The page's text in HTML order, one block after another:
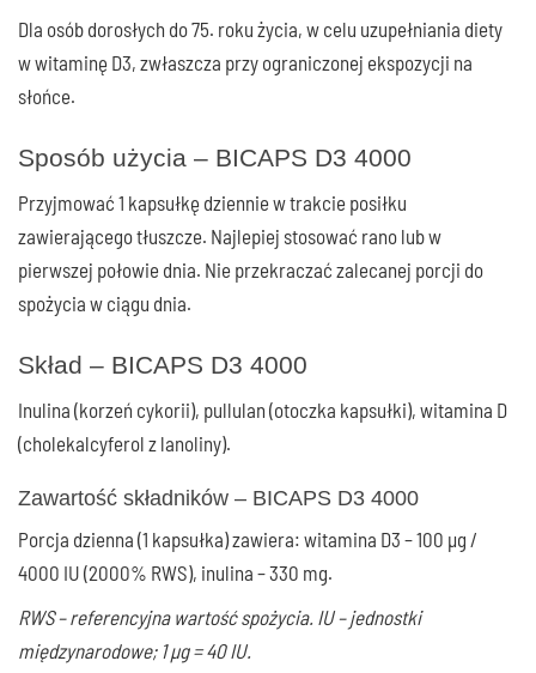
Dla osób dorosłych do 75. roku życia, w celu uzupełniania diety
w witaminę D3, zwłaszcza przy ograniczonej ekspozycji na
słońce.
Sposób użycia – BICAPS D3 4000
Przyjmować 1 kapsułkę dziennie w trakcie posiłku
zawierającego tłuszcze. Najlepiej stosować rano lub w
pierwszej połowie dnia. Nie przekraczać zalecanej porcji do
spożycia w ciągu dnia.
Skład – BICAPS D3 4000
Inulina (korzeń cykorii), pullulan (otoczka kapsułki), witamina D
(cholekalcyferol z lanoliny).
Zawartość składników – BICAPS D3 4000
Porcja dzienna (1 kapsułka) zawiera: witamina D3 – 100 µg /
4000 IU (2000% RWS), inulina – 330 mg.
RWS – referencyjna wartość spożycia. IU – jednostki
międzynarodowe; 1 µg = 40 IU.